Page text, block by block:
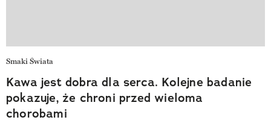
Smaki Świata
Kawa jest dobra dla serca. Kolejne badanie
pokazuje, że chroni przed wieloma
chorobami